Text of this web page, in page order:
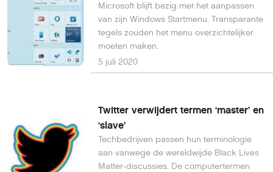
Microsoft blijft bezig met het aanpassen
van zijn Windows Startmenu. Transparante
tegels zouden het menu overzichtelijker
moeten maken.
5 juli 2020
Twitter verwijdert termen ‘master’ en
‘slave’
Techbedrijven passen hun terminologie
aan vanwege de wereldwijde Black Lives
Matter-discussies. De computertermen